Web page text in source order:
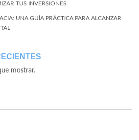
TUS INVERSIONES
UNA GUÍA PRÁCTICA PARA ALCANZAR
mostrar.